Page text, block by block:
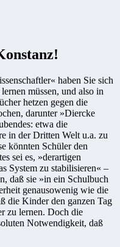
haben Sie sich
müssen, und also in
hetzen gegen die
darunter »Diercke
etwa die
in der Dritten Welt u.a. zu
könnten Schüler den
sei es, »derartigen
System zu stabilisieren« –
daß sie »in ein Schulbuch
genausowenig wie die
die Kinder den ganzen Tag
zu lernen. Doch die
Notwendigkeit, daß